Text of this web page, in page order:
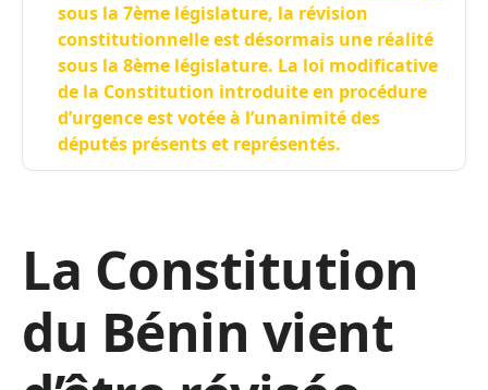
sous la 7ème législature, la révision
constitutionnelle est désormais une réalité
sous la 8ème législature. La loi modificative
de la Constitution introduite en procédure
d’urgence est votée à l’unanimité des
députés présents et représentés.
La Constitution
du Bénin vient